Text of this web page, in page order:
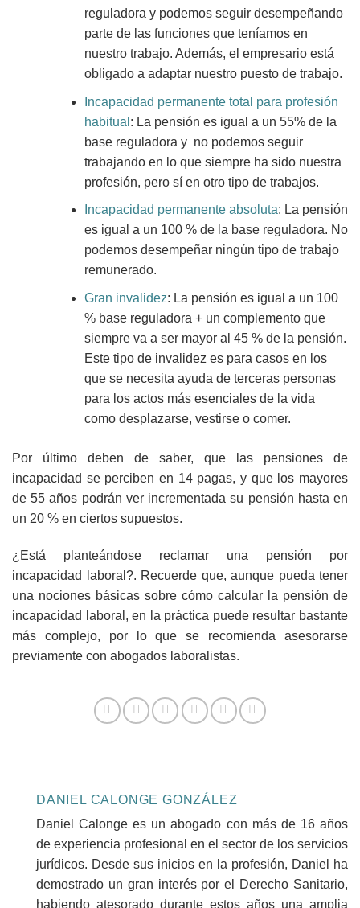
reguladora y podemos seguir desempeñando
parte de las funciones que teníamos en
nuestro trabajo. Además, el empresario está
obligado a adaptar nuestro puesto de trabajo.
Incapacidad permanente total para profesión
habitual : La pensión es igual a un 55% de la
base reguladora y no podemos seguir
trabajando en lo que siempre ha sido nuestra
profesión, pero sí en otro tipo de trabajos.
Incapacidad permanente absoluta: La pensión
es igual a un 100 % de la base reguladora. No
podemos desempeñar ningún tipo de trabajo
remunerado.
Gran invalidez: La pensión es igual a un 100
% base reguladora + un complemento que
siempre va a ser mayor al 45 % de la pensión.
Este tipo de invalidez es para casos en los
que se necesita ayuda de terceras personas
para los actos más esenciales de la vida
como desplazarse, vestirse o comer.
Por último deben de saber, que las pensiones de
incapacidad se perciben en 14 pagas, y que los mayores
de 55 años podrán ver incrementada su pensión hasta en
un 20 % en ciertos supuestos.
¿Está planteándose reclamar una pensión por
incapacidad laboral?. Recuerde que, aunque pueda tener
una nociones básicas sobre cómo calcular la pensión de
incapacidad laboral, en la práctica puede resultar bastante
más complejo, por lo que se recomienda asesorarse
previamente con abogados laboralistas.
DANIEL CALONGE GONZÁLEZ
Daniel Calonge es un abogado con más de 16 años
de experiencia profesional en el sector de los servicios
jurídicos. Desde sus inicios en la profesión, Daniel ha
demostrado un gran interés por el Derecho Sanitario,
habiendo atesorado durante estos años una amplia